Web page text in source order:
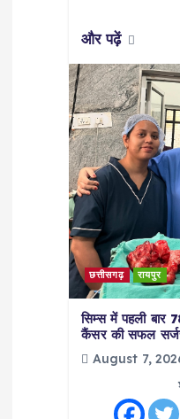
और पढ़ें
छत्तीसगढ़ रायपुर
सिम्स में पहली बार
कैंसर की सफल
August 7,